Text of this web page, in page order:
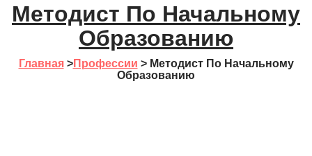
Методист По Начальному
Образованию
Главная>Профессии > Методист По Начальному
Образованию